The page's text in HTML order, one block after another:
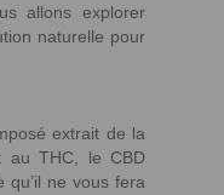
allons explorer
naturelle pour
extrait de la
au THC, le CBD
qu’il ne vous fera